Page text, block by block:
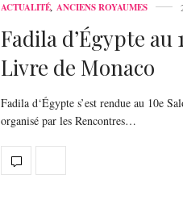
ACTUALITÉ, ANCIENS ROYAUMES
Fadila d’Égypte au
Livre de Monaco
Fadila d‘Égypte s’est rendue au 10e
organisé par les Rencontres…